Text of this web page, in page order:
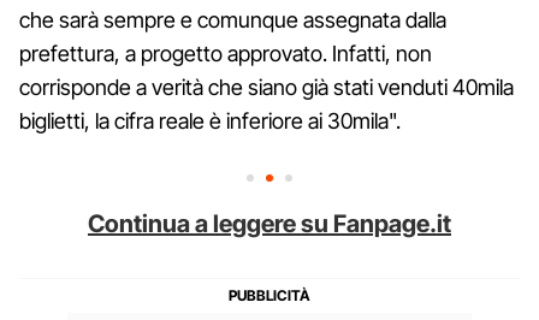
che sarà sempre e comunque assegnata dalla
prefettura, a progetto approvato. Infatti, non
corrisponde a verità che siano già stati venduti 40mila
biglietti, la cifra reale è inferiore ai 30mila".
Continua a leggere su Fanpage.it